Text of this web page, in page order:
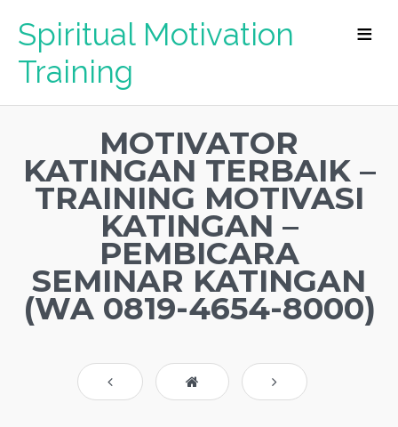
Spiritual Motivation
Training
MOTIVATOR
KATINGAN TERBAIK –
TRAINING MOTIVASI
KATINGAN –
PEMBICARA
SEMINAR KATINGAN
(WA 0819-4654-8000)